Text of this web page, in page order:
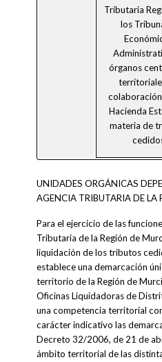
Tributaria
los
órganos
Hacienda
materia de
UNIDADES ORGÁNICAS
AGENCIA TRIBUTARIA DE LA
Para el ejercicio de las
Tributaria de la Región de
liquidación de los tributos
establece una demarcación
territorio de la Región de
Oficinas Liquidadoras de
una competencia territorial
carácter indicativo las
Decreto 32/2006, de 21 de
ámbito territorial de las